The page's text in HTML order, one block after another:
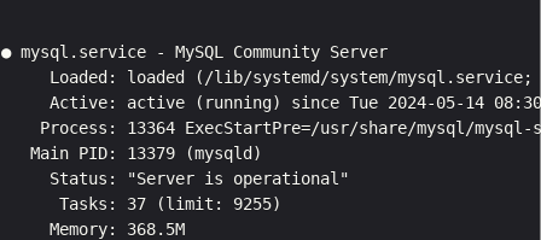
● mysql.service - MySQL Community Server
Loaded: loaded (/lib/systemd/system/
Active: active (running) since Tue 2024-05-14
Process: 13364 ExecStartPre=/usr/share/mysql/
   Main PID: 13379 (mysqld)
     Status: "Server is operational"
      Tasks: 37 (limit: 9255)
     Memory: 368.5M